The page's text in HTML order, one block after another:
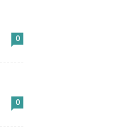
0
0